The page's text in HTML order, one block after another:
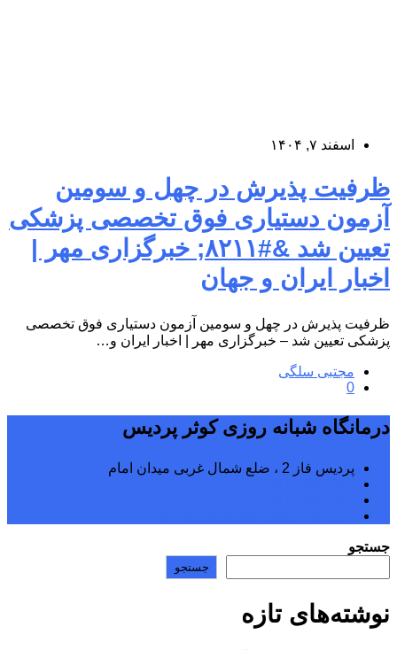
اسفند ۷, ۱۴۰۴
ظرفیت پذیرش در چهل و سومین
آزمون دستیاری فوق تخصصی پزشکی
تعیین شد &#۸۲۱۱; خبرگزاری مهر |
اخبار ایران و جهان
ظرفیت پذیرش در چهل و سومین آزمون دستیاری فوق تخصصی
پزشکی تعیین شد – خبرگزاری مهر | اخبار ایران و…
مجتبی سلگی
0
درمانگاه شبانه روزی کوثر پردیس
پردیس فاز 2 ، ضلع شمال غربی میدان امام
جستجو
جستجو
نوشته‌های تازه